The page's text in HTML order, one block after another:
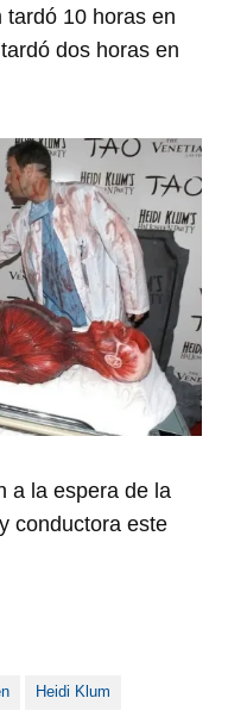
10 horas en
dos horas en
a la espera de la
conductora este
Heidi Klum